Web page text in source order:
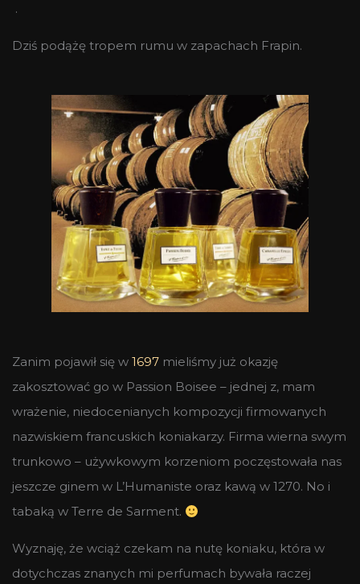
.
Dziś podążę tropem rumu w zapachach Frapin.
Zanim pojawił się w 1697 mieliśmy już okazję
zakosztować go w Passion Boisee – jednej z, mam
wrażenie, niedocenianych kompozycji firmowanych
nazwiskiem francuskich koniakarzy. Firma wierna swym
trunkowo – używkowym korzeniom poczęstowała nas
jeszcze ginem w L’Humaniste oraz kawą w 1270. No i
tabaką w Terre de Sarment.
Wyznaję, że wciąż czekam na nutę koniaku, która w
dotychczas znanych mi perfumach bywała raczej